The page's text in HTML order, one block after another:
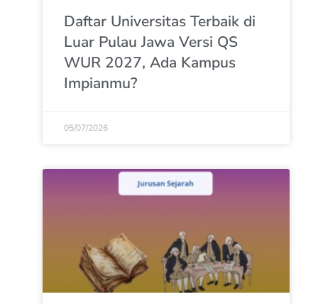
Daftar Universitas Terbaik di
Luar Pulau Jawa Versi QS
WUR 2027, Ada Kampus
Impianmu?
05/07/2026